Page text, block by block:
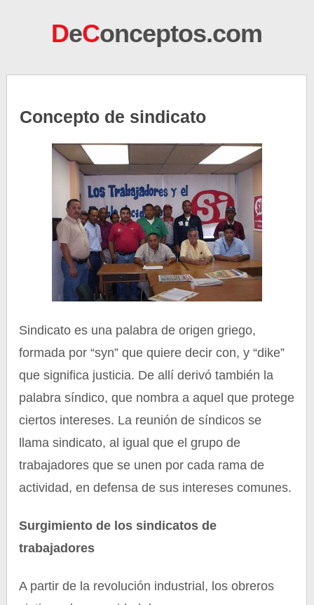
DeConceptos.com
Concepto de sindicato
Sindicato es una palabra de origen griego,
formada por “syn” que quiere decir con, y “dike”
que significa justicia. De allí derivó también la
palabra síndico, que nombra a aquel que protege
ciertos intereses. La reunión de síndicos se
llama sindicato, al igual que el grupo de
trabajadores que se unen por cada rama de
actividad, en defensa de sus intereses comunes.
Surgimiento de los sindicatos de
trabajadores
A partir de la revolución industrial, los obreros